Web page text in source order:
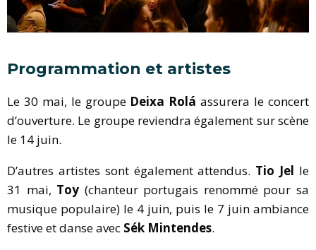
Programmation et artistes
Le 30 mai, le groupe Deixa Rolá assurera le concert
d’ouverture. Le groupe reviendra également sur scène
le 14 juin.
D’autres artistes sont également attendus. Tio Jel le
31 mai, Toy (chanteur portugais renommé pour sa
musique populaire) le 4 juin, puis le 7 juin ambiance
festive et danse avec Sék Mintendes.